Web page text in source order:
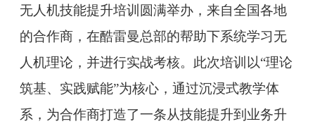
无人机技能提升培训圆满举办，来自全国各地
的合作商，在酷雷曼总部的帮助下系统学习无
人机理论，并进行实战考核。 此次培训以“理论
筑基、实践赋能”为核心，通过沉浸式教学体
系，为合作商打造了一条从技能提升到业务升